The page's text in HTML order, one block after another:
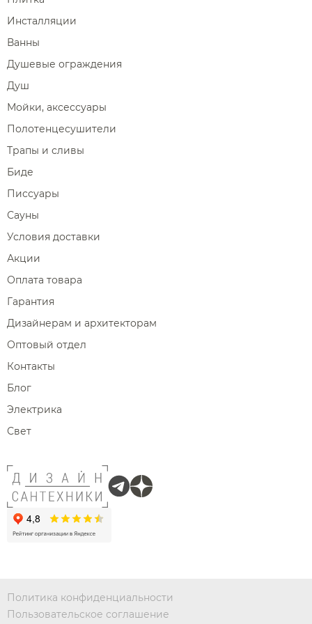
Инсталляции
Ванны
Душевые ограждения
Душ
Мойки, аксессуары
Полотенцесушители
Трапы и сливы
Биде
Писсуары
Сауны
Условия доставки
Акции
Оплата товара
Гарантия
Дизайнерам и архитекторам
Оптовый отдел
Контакты
Блог
Электрика
Свет
Политика конфиденциальности
Пользовательское соглашение